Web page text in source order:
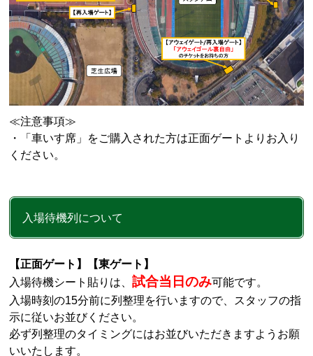
≪注意事項≫
・「車いす席」をご購入された方は正面ゲートよりお入り
ください。
入場待機列について
【正面ゲート】【東ゲート】
入場待機シート貼りは、試合当日のみ可能です。
入場時刻の15分前に列整理を行いますので、スタッフの指
示に従いお並びください。
必ず列整理のタイミングにはお並びいただきますようお願
いいたします。